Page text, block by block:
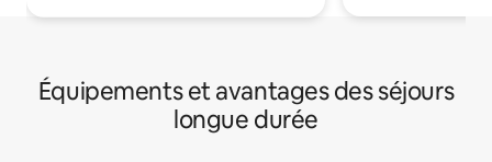
Équipements et avantages des séjours
longue durée